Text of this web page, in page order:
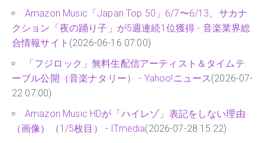
Amazon Music「Japan Top 50」6/7〜6/13、サカナ
クション「夜の踊り子」が5週連続1位獲得 - 音楽業界総
合情報サイト (2026-06-16 07:00)
「フジロック」無料生配信アーティスト＆タイムテ
ーブル公開（音楽ナタリー） - Yahoo!ニュース(2026-07-
22 07:00)
Amazon Music HDが「ハイレゾ」表記をしない理由
（画像）（1/5枚目） - ITmedia(2026-07-28 15:22)